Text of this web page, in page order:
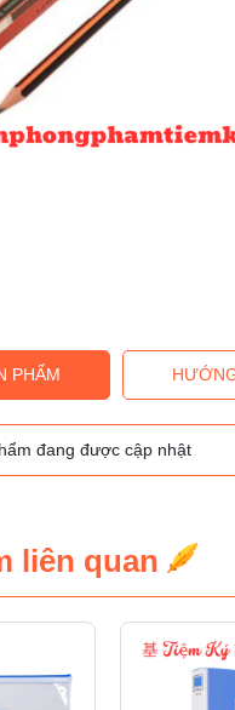
PHẨM
đang được cập nhật
liên quan